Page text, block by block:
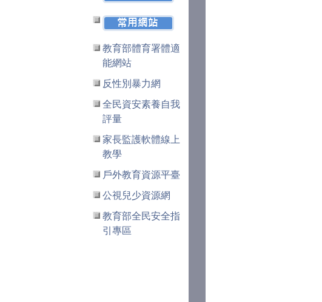
教育部體育署體適
能網站
反性別暴力網
全民資安素養自我
評量
家長監護軟體線上
教學
戶外教育資源平臺
公視兒少資源網
教育部全民安全指
引專區